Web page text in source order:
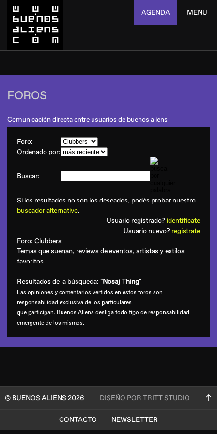
AGENDA MENU
FOROS
Comunicación directa entre usuarios de buenos aliens
Foro:
Ordenado por:
Buscar:
Si los resultados no son los deseados, podés probar nuestro
buscador alternativo.
Usuario registrado? identificate
Usuario nuevo? registrate
Foro: Clubbers
Temas que suenan, reviews de eventos, artistas y estilos
favoritos.
Resultados de la búsqueda: "Nosaj Thing"
Las opiniones y comentarios vertidos en estos foros son
responsabilidad exclusiva de los particulares
que participan. Buenos Aliens desliga todo tipo de responsabilidad
emergente de los mismos.
© BUENOS ALIENS 2026 DISEÑO POR TRITT STUDIO
CONTACTO
NEWSLETTER